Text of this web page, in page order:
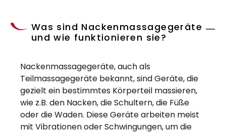
Was sind Nackenmassagegeräte
und wie funktionieren sie?
Nackenmassagegeräte, auch als
Teilmassagegeräte bekannt, sind Geräte, die
gezielt ein bestimmtes Körperteil massieren,
wie z.B. den Nacken, die Schultern, die Füße
oder die Waden. Diese Geräte arbeiten meist
mit Vibrationen oder Schwingungen, um die